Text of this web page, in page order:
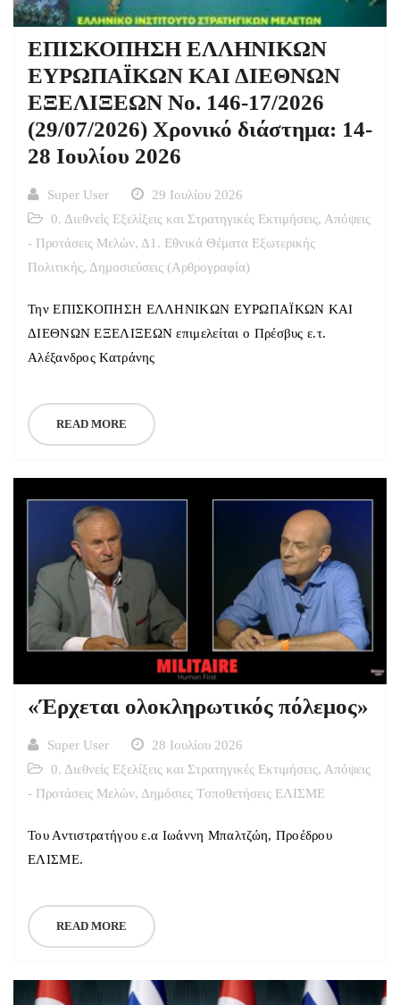
ΕΠΙΣΚΟΠΗΣΗ ΕΛΛΗΝΙΚΩΝ
ΕΥΡΩΠΑΪΚΩΝ ΚΑΙ ΔΙΕΘΝΩΝ
ΕΞΕΛΙΞΕΩΝ Νο. 146-17/2026
(29/07/2026) Χρονικό διάστημα: 14-
28 Ιουλίου 2026
Super User
29 Ιουλίου 2026
0. Διεθνείς Εξελίξεις και Στρατηγικές Εκτιμήσεις, Απόψεις
- Προτάσεις Μελών, Δ1. Εθνικά Θέματα Εξωτερικής
Πολιτικής, Δημοσιεύσεις (Αρθρογραφία)
Την ΕΠΙΣΚΟΠΗΣΗ ΕΛΛΗΝΙΚΩΝ ΕΥΡΩΠΑΪΚΩΝ ΚΑΙ
ΔΙΕΘΝΩΝ ΕΞΕΛΙΞΕΩΝ επιμελείται ο Πρέσβυς ε.τ.
Αλέξανδρος Κατράνης
READ MORE
«Έρχεται ολοκληρωτικός πόλεμος»
Super User
28 Ιουλίου 2026
0. Διεθνείς Εξελίξεις και Στρατηγικές Εκτιμήσεις, Απόψεις
- Προτάσεις Μελών, Δημόσιες Tοποθετήσεις ΕΛΙΣΜΕ
Του Αντιστρατήγου ε.α Ιωάννη Μπαλτζώη, Προέδρου
ΕΛΙΣΜΕ.
READ MORE